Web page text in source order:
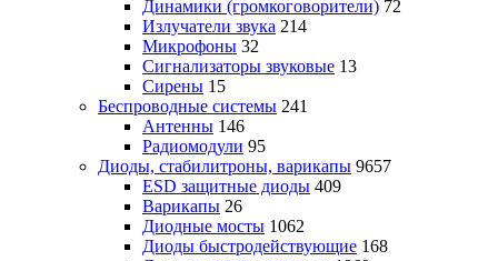
Динамики (громкоговорители) 72
Излучатели звука 214
Микрофоны 32
Сигнализаторы звуковые 13
Сирены 15
Беспроводные системы 241
Антенны 146
Радиомодули 95
Диоды, стабилитроны, варикапы 9657
ESD защитные диоды 409
Варикапы 26
Диодные мосты 1062
Диоды быстродействующие 168